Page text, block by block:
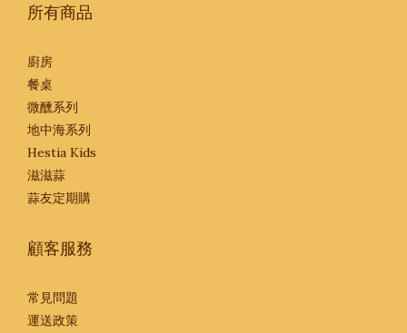
所有商品
廚房
餐桌
微醺系列
地中海系列
Hestia Kids
滋滋蒜
蒜友定期購
顧客服務
常見問題
運送政策